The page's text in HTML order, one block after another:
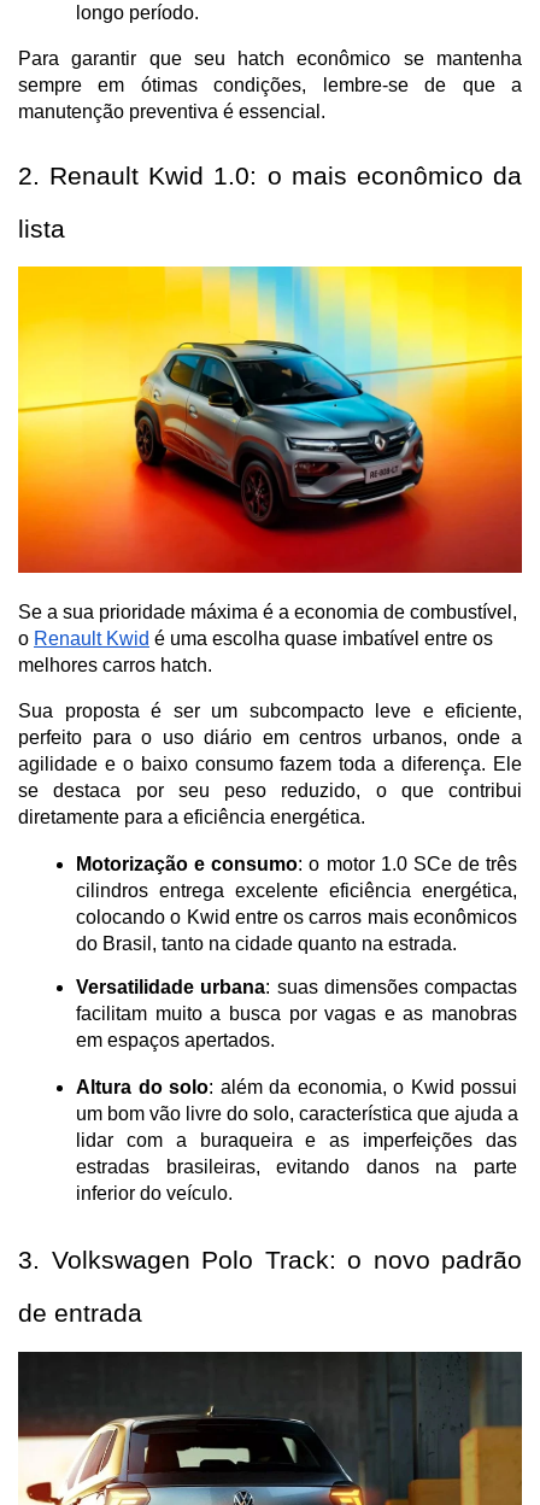
longo período.
Para garantir que seu hatch econômico se mantenha
sempre em ótimas condições, lembre-se de que a
manutenção preventiva é essencial.
2. Renault Kwid 1.0: o mais econômico da
lista
Se a sua prioridade máxima é a economia de combustível,
o Renault Kwid é uma escolha quase imbatível entre os
melhores carros hatch.
Sua proposta é ser um subcompacto leve e eficiente,
perfeito para o uso diário em centros urbanos, onde a
agilidade e o baixo consumo fazem toda a diferença. Ele
se destaca por seu peso reduzido, o que contribui
diretamente para a eficiência energética.
Motorização e consumo: o motor 1.0 SCe de três
cilindros entrega excelente eficiência energética,
colocando o Kwid entre os carros mais econômicos
do Brasil, tanto na cidade quanto na estrada.
Versatilidade urbana: suas dimensões compactas
facilitam muito a busca por vagas e as manobras
em espaços apertados.
Altura do solo: além da economia, o Kwid possui
um bom vão livre do solo, característica que ajuda a
lidar com a buraqueira e as imperfeições das
estradas brasileiras, evitando danos na parte
inferior do veículo.
3. Volkswagen Polo Track: o novo padrão
de entrada